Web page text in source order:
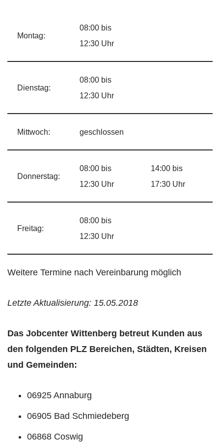
Montag:
08:00 bis
12:30 Uhr
Dienstag:
08:00 bis
12:30 Uhr
Mittwoch: geschlossen
Donnerstag:
08:00 bis
12:30 Uhr
14:00 bis
17:30 Uhr
Freitag:
08:00 bis
12:30 Uhr
Weitere Termine nach Vereinbarung möglich
Letzte Aktualisierung: 15.05.2018
Das Jobcenter Wittenberg betreut Kunden aus
den folgenden PLZ Bereichen, Städten, Kreisen
und Gemeinden:
06925 Annaburg
06905 Bad Schmiedeberg
06868 Coswig